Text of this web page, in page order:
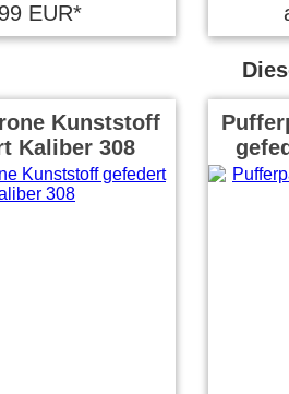
EUR*
Kunststoff
Kaliber 308